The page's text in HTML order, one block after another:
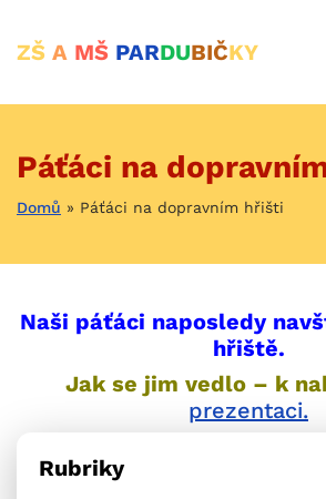
ZŠ A MŠ PARDUBIČKY
Páťáci na
Domů » Páťáci na dopravním hřišti
Naši páťáci naposledy
hřiště.
Jak se jim vedlo – k
prezentaci.
Rubriky